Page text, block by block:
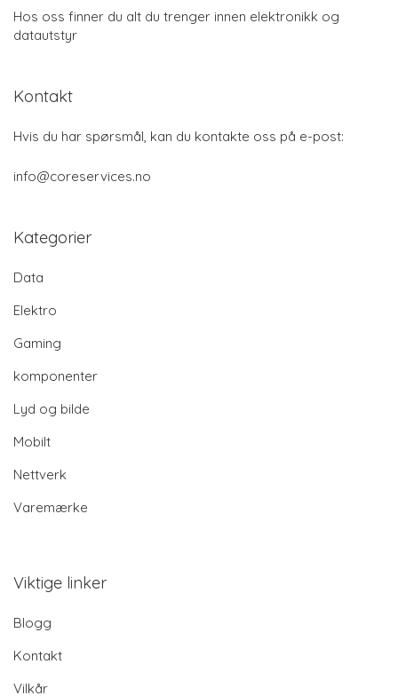
Hos oss finner du alt du trenger innen elektronikk og
datautstyr
Kontakt
Hvis du har spørsmål, kan du kontakte oss på e-post:
info@coreservices.no
Kategorier
Data
Elektro
Gaming
komponenter
Lyd og bilde
Mobilt
Nettverk
Varemærke
Viktige linker
Blogg
Kontakt
Vilkår